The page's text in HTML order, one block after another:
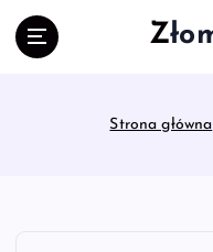
Strona główna